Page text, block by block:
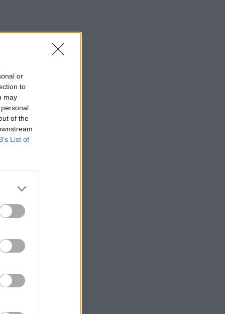
or
to
may
of the
List of